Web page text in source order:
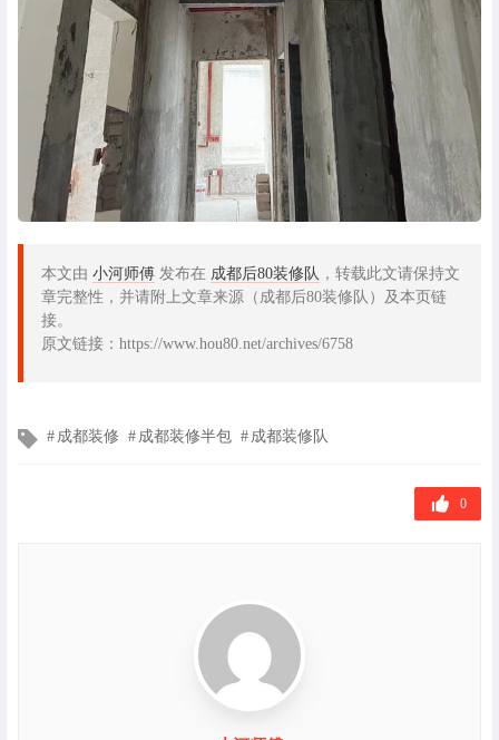
本文由 小河师傅 发布在 成都后80装修队 ，转载此文请保持文
章完整性，并请附上文章来源（成都后80装修队）及本页链
接。
原文链接：https://www.hou80.net/archives/6758
文 成都装修 成都装修半包 成都装修队
0